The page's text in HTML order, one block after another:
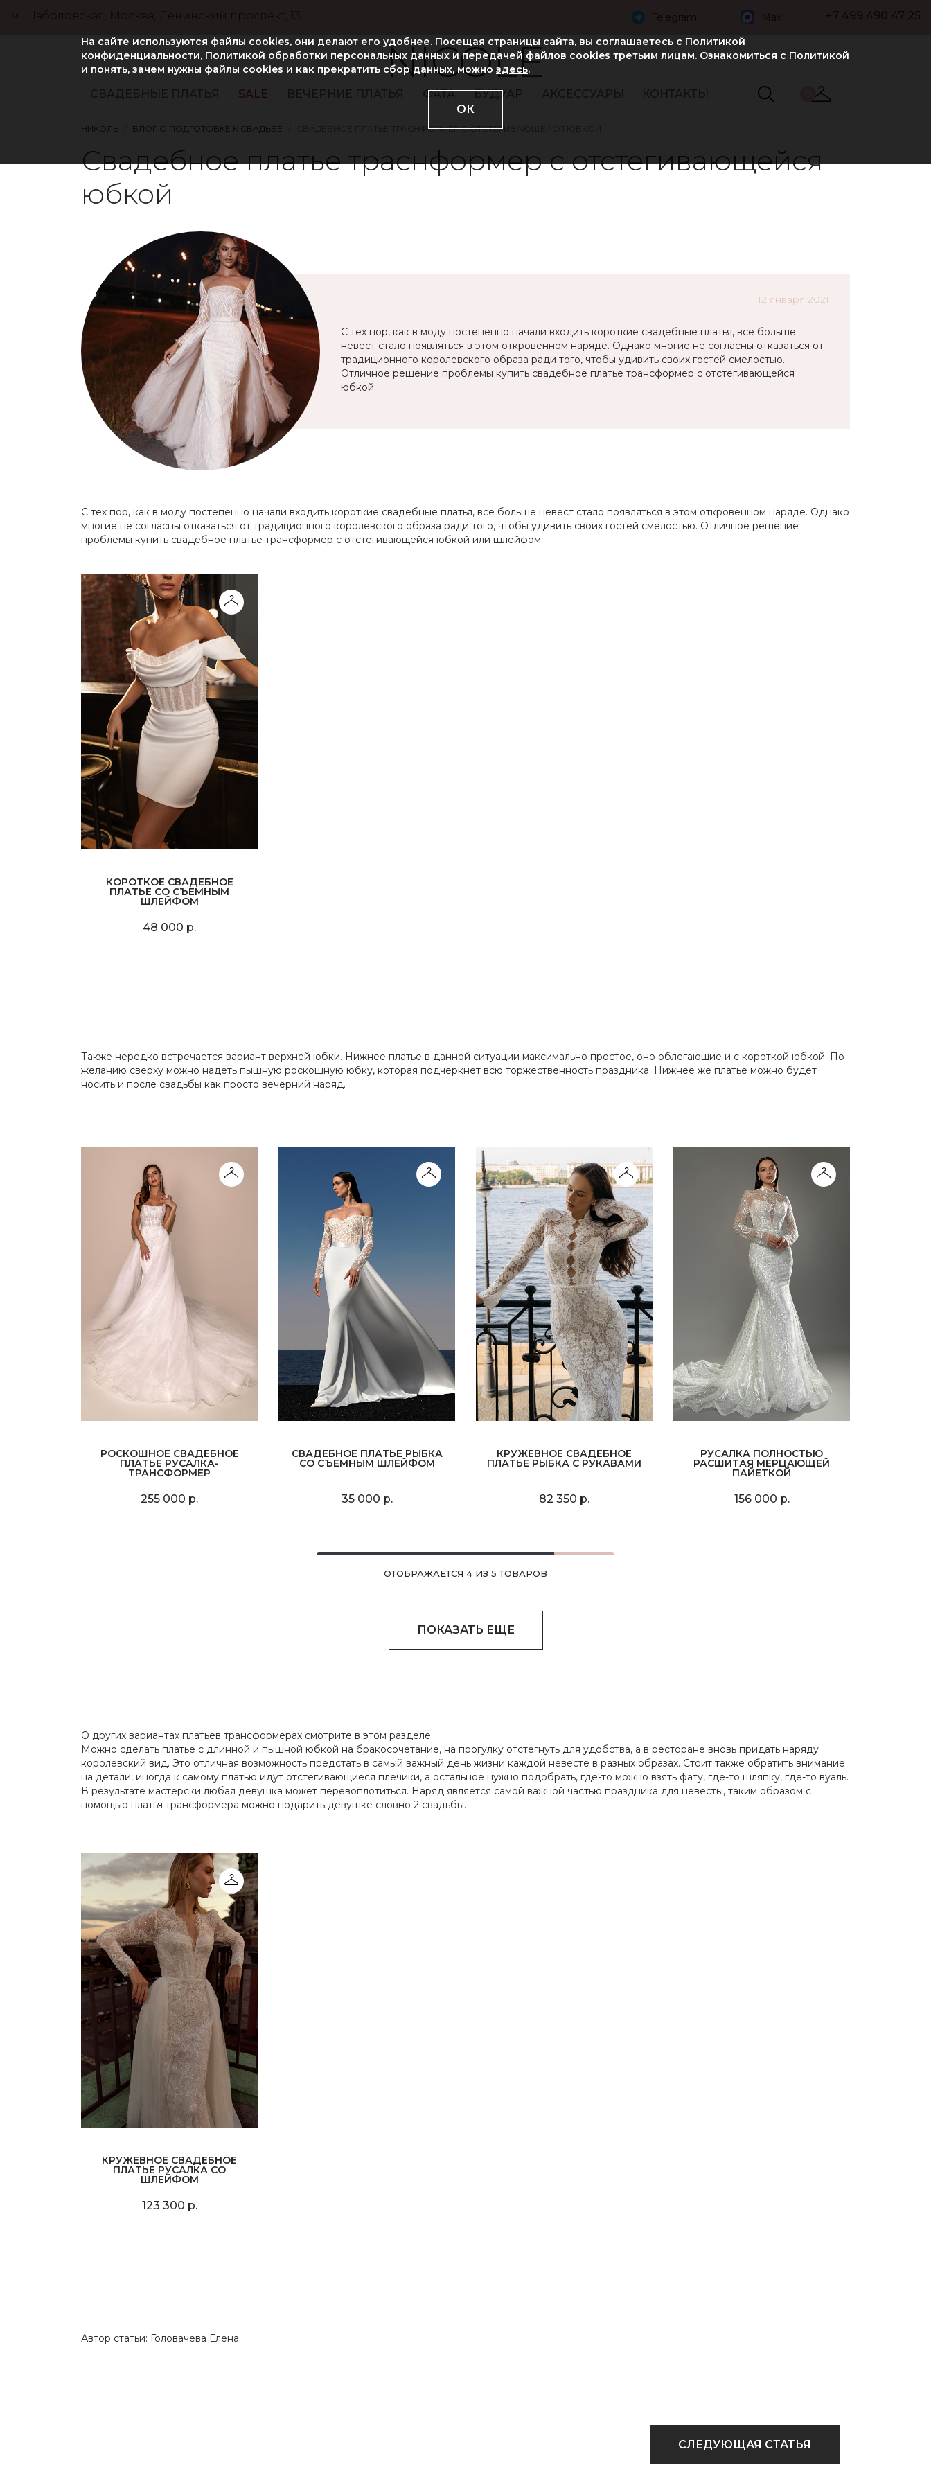
м. Шаболовская, Москва, Ленинский проспект, 13 Telegram Max +7 499 490 47 25
NICOLE
СВАДЕБНЫЕ ПЛАТЬЯ SALE ВЕЧЕРНИЕ ПЛАТЬЯ ФАТА БУДУАР АКСЕССУАРЫ КОНТАКТЫ
НИКОЛЬ БЛОГ О ПОДГОТОВКЕ К СВАДЬБЕ СВАДЕБНОЕ ПЛАТЬЕ ТРАСНФОРМЕР С ОТСТЕГИВАЮЩЕЙСЯ ЮБКОЙ
Свадебное платье траснформер с отстегивающейся
юбкой
12 января 2021
С тех пор, как в моду постепенно начали входить короткие свадебные платья, все больше
невест стало появляться в этом откровенном наряде. Однако многие не согласны отказаться от
традиционного королевского образа ради того, чтобы удивить своих гостей смелостью.
Отличное решение проблемы купить свадебное платье трансформер с отстегивающейся
юбкой.
С тех пор, как в моду постепенно начали входить короткие свадебные платья, все больше невест стало появляться в этом откровенном наряде. Однако
многие не согласны отказаться от традиционного королевского образа ради того, чтобы удивить своих гостей смелостью. Отличное решение
проблемы купить свадебное платье трансформер с отстегивающейся юбкой или шлейфом.
КОРОТКОЕ СВАДЕБНОЕ
ПЛАТЬЕ СО СЪЕМНЫМ
ШЛЕЙФОМ
48 000 р.
Также нередко встречается вариант верхней юбки. Нижнее платье в данной ситуации максимально простое, оно облегающие и с короткой юбкой. По
желанию сверху можно надеть пышную роскошную юбку, которая подчеркнет всю торжественность праздника. Нижнее же платье можно будет
носить и после свадьбы как просто вечерний наряд.
РОСКОШНОЕ СВАДЕБНОЕ
ПЛАТЬЕ РУСАЛКА-
ТРАНСФОРМЕР
255 000 р.
СВАДЕБНОЕ ПЛАТЬЕ РЫБКА
СО СЪЕМНЫМ ШЛЕЙФОМ
35 000 р.
КРУЖЕВНОЕ СВАДЕБНОЕ
ПЛАТЬЕ РЫБКА С РУКАВАМИ
82 350 р.
РУСАЛКА ПОЛНОСТЬЮ
РАСШИТАЯ МЕРЦАЮЩЕЙ
ПАЙЕТКОЙ
156 000 р.
ОТОБРАЖАЕТСЯ 4 ИЗ 5 ТОВАРОВ
ПОКАЗАТЬ ЕЩЕ
О других вариантах платьев трансформерах смотрите в этом разделе.
Можно сделать платье с длинной и пышной юбкой на бракосочетание, на прогулку отстегнуть для удобства, а в ресторане вновь придать наряду
королевский вид. Это отличная возможность предстать в самый важный день жизни каждой невесте в разных образах. Стоит также обратить внимание
на детали, иногда к самому платью идут отстегивающиеся плечики, а остальное нужно подобрать, где-то можно взять фату, где-то шляпку, где-то вуаль.
В результате мастерски любая девушка может перевоплотиться. Наряд является самой важной частью праздника для невесты, таким образом с
помощью платья трансформера можно подарить девушке словно 2 свадьбы.
КРУЖЕВНОЕ СВАДЕБНОЕ
ПЛАТЬЕ РУСАЛКА СО
ШЛЕЙФОМ
123 300 р.
Автор статьи: Головачева Елена
СЛЕДУЮЩАЯ СТАТЬЯ
На сайте используются файлы cookies, они делают его удобнее. Посещая страницы сайта, вы соглашаетесь с Политикой
конфиденциальности, Политикой обработки персональных данных и передачей файлов cookies третьим лицам. Ознакомиться с Политикой
и понять, зачем нужны файлы сookies и как прекратить сбор данных, можно здесь.
ОК